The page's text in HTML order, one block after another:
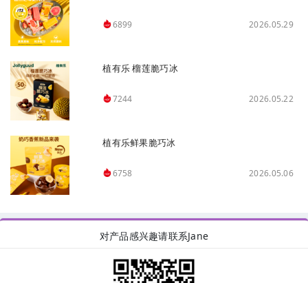
6899 2026.05.29
植有乐 榴莲脆巧冰
7244 2026.05.22
植有乐鲜果脆巧冰
6758 2026.05.06
对产品感兴趣请联系Jane